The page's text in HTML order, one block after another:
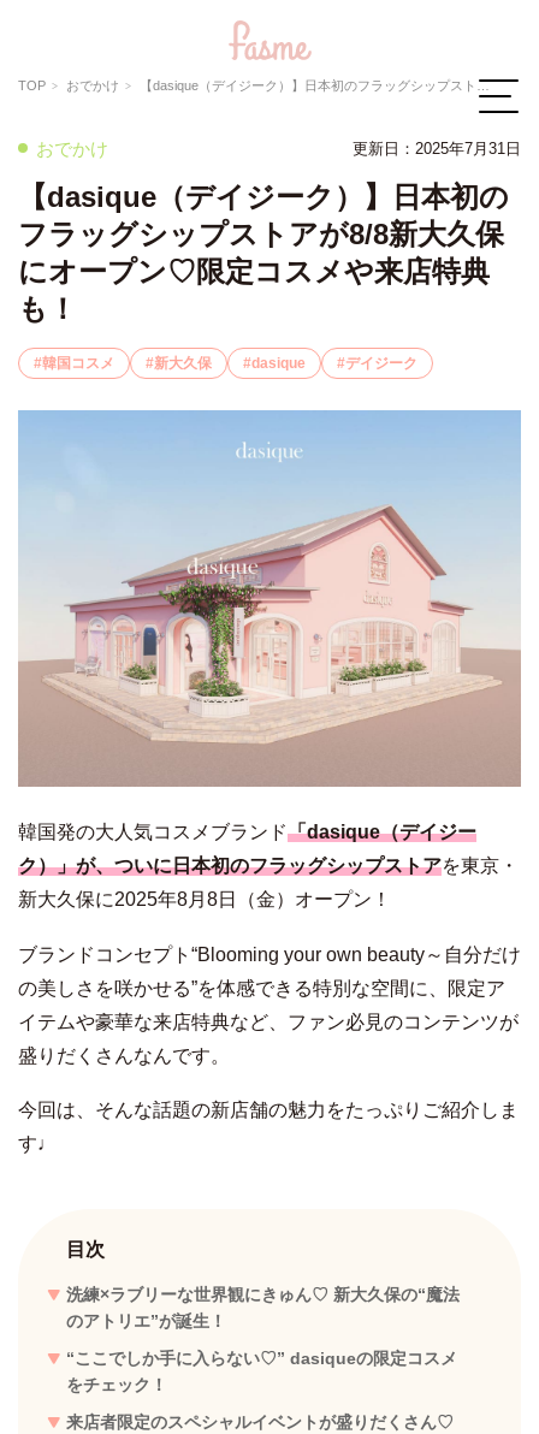
TOP おでかけ 【dasique（デイジーク）】日本初のフラッグシップストアが8/8新大久保にオープン♡限定コスメや来店特典も！
おでかけ 更新日： 2025年7月31日
【dasique（デイジーク）】日本初の
フラッグシップストアが8/8新大久保
にオープン♡限定コスメや来店特典
も！
韓国コスメ 新大久保 dasique デイジーク
韓国発の大人気コスメブランド「dasique（デイジー
ク）」が、ついに日本初のフラッグシップストアを東京・
新大久保に2025年8月8日（金）オープン！
ブランドコンセプト“Blooming your own beauty～自分だけ
の美しさを咲かせる”を体感できる特別な空間に、限定ア
イテムや豪華な来店特典など、ファン必見のコンテンツが
盛りだくさんなんです。
今回は、そんな話題の新店舗の魅力をたっぷりご紹介しま
す♩
目次
洗練×ラブリーな世界観にきゅん♡ 新大久保の“魔法
のアトリエ”が誕生！
“ここでしか手に入らない♡” dasiqueの限定コスメ
をチェック！
来店者限定のスペシャルイベントが盛りだくさん♡